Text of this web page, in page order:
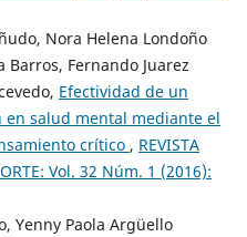
Nora Helena Londoño
Barros, Fernando Juarez
Efectividad de un
salud mental mediante el
crítico , REVISTA
Vol. 32 Núm. 1 (2016):
Yenny Paola Argüello